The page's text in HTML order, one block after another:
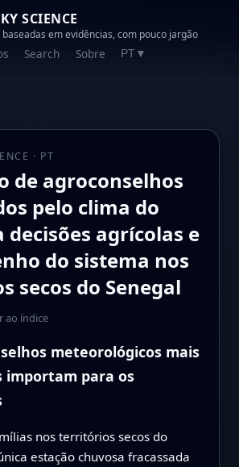
SCIENCE
em evidências, com pouco jargão
Search Sobre PT ▼
· PT
de agroconselhos
pelo clima do
decisões agrícolas e
do sistema nos
secos do Senegal
ao índice
meteorológicos mais
para os
nos territórios secos do
estação chuvosa fracassada